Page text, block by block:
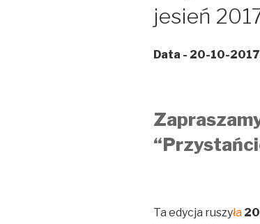
jesień
Data - 20-10-
Ta edycja ruszyła